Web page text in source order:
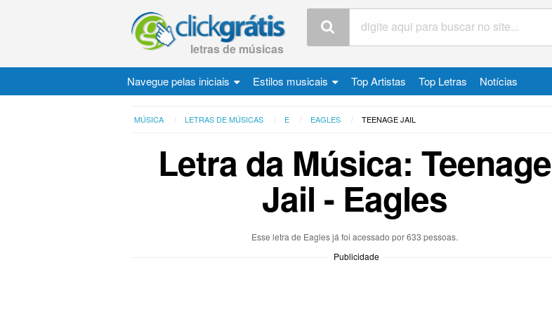
letras de músicas
Navegue pelas iniciais Estilos musicais Top Artistas Top Letras Notícias
MÚSICA LETRAS DE MÚSICAS E EAGLES TEENAGE JAIL
Letra da Música: Teenage
Jail - Eagles
Esse letra de Eagles já foi acessado por 633 pessoas.
Publicidade